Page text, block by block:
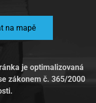
na mapě
je optimalizovaná
zákonem č. 365/2000